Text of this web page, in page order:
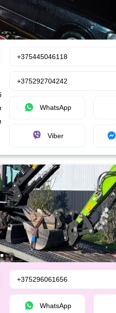
+375445046118
+375292704242
WhatsApp
Viber
+375296061656
WhatsApp